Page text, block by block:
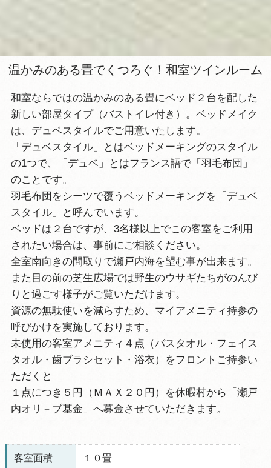
温かみのある畳でくつろぐ！和室ツインルーム
和室ならではの温かみのある畳にベッド２台を配した
新しい部屋タイプ（バストイレ付き）。ベッドメイク
は、デュベスタイルでご用意いたします。
「デュベスタイル」とはベッドメーキングのスタイル
の1つで、「デュベ」とはフランス語で「羽毛布団」
のことです。
羽毛布団をシーツで覆うベッドメーキングを「デュベ
スタイル」と呼んでいます。
ベッドは２台ですが、3名様以上でこの客室をご利用
されたい場合は、事前にご相談ください。
全室南向きの間取りで瀬戸内海を望む事が出来ます。
また目の前の芝生広場では野生のウサギたちがのんび
りと過ごす様子がご覧いただけます。
資源の無駄使いを減らすため、マイアメニティ持参の
呼びかけを実施しております。
未使用の客室アメニティ４点（バスタオル・フェイス
タオル・歯ブラシセット・浴衣）をフロントご持参い
ただくと
１点につき５円（ＭＡＸ２０円）を休暇村から「瀬戸
内オリ－ブ基金」へ募金させていただきます。
客室面積 １０畳